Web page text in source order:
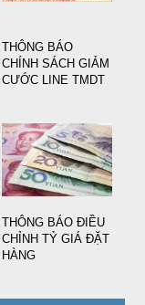
THÔNG BÁO
CHÍNH SÁCH GIẢM
CƯỚC LINE TMDT
THÔNG BÁO ĐIỀU
CHỈNH TỶ GIÁ ĐẶT
HÀNG